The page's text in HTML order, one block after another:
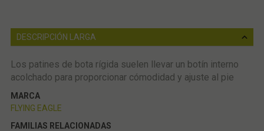
DESCRIPCIÓN LARGA
Los patines de bota rígida suelen llevar un botín interno
acolchado para proporcionar cómodidad y ajuste al pie
MARCA
FLYING EAGLE
FAMILIAS RELACIONADAS